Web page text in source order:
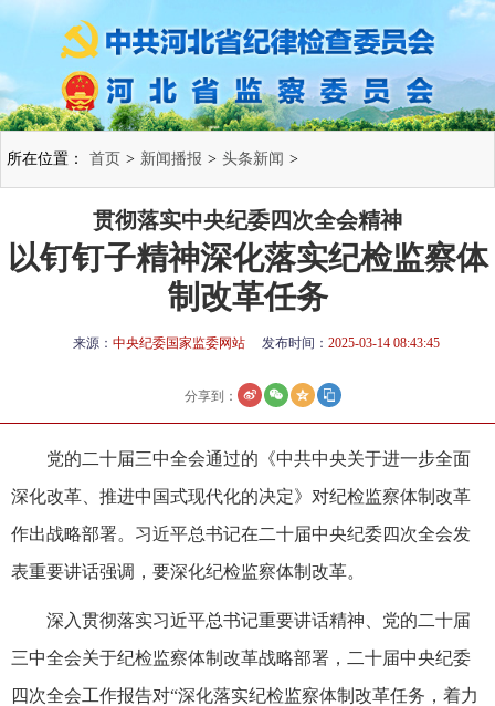
所在位置： 首页 > 新闻播报 > 头条新闻 >
贯彻落实中央纪委四次全会精神
以钉钉子精神深化落实纪检监察体
制改革任务
来源： 中央纪委国家监委网站 发布时间： 2025-03-14 08:43:45
分享到：
党的二十届三中全会通过的《中共中央关于进一步全面
深化改革、推进中国式现代化的决定》对纪检监察体制改革
作出战略部署。习近平总书记在二十届中央纪委四次全会发
表重要讲话强调，要深化纪检监察体制改革。
深入贯彻落实习近平总书记重要讲话精神、党的二十届
三中全会关于纪检监察体制改革战略部署，二十届中央纪委
四次全会工作报告对“深化落实纪检监察体制改革任务，着力